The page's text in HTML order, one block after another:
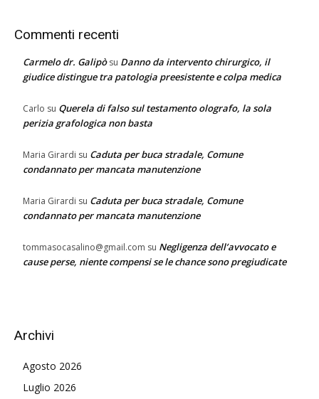
Commenti recenti
Carmelo dr. Galipòsu Danno da intervento chirurgico, il
giudice distingue tra patologia preesistente e colpa medica
Carlo su Querela di falso sul testamento olografo, la sola
perizia grafologica non basta
Maria Girardi su Caduta per buca stradale, Comune
condannato per mancata manutenzione
Maria Girardi su Caduta per buca stradale, Comune
condannato per mancata manutenzione
tommasocasalino@gmail.com su Negligenza dell’avvocato e
cause perse, niente compensi se le chance sono pregiudicate
Archivi
Agosto 2026
Luglio 2026